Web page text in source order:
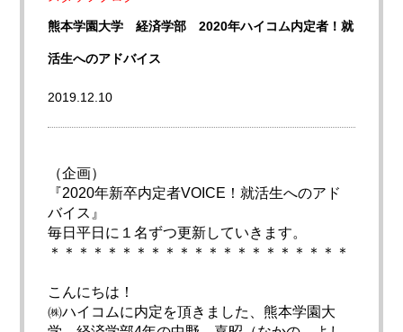
熊本学園大学 経済学部 2020年ハイコム内定者！就
活生へのアドバイス
2019.12.10
（企画）
『2020年新卒内定者VOICE！就活生へのアド
バイス』
毎日平日に１名ずつ更新していきます。
＊＊＊＊＊＊＊＊＊＊＊＊＊＊＊＊＊＊＊＊＊
こんにちは！
㈱ハイコムに内定を頂きました、熊本学園大